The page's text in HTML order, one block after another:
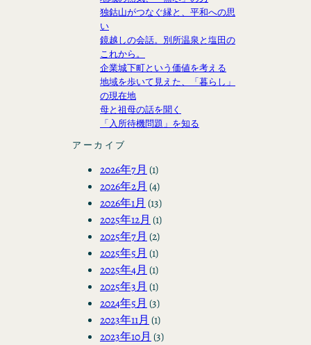
独鈷山がつなぐ縁と、平和への思
い
鏡越しの会話。別所温泉と塩田の
これから。
企業城下町という価値を考える
地域を歩いて見えた、「暮らし」
の現在地
母と祖母の話を聞く
「入所待機問題」を知る
アーカイブ
2026年7月 (1)
2026年2月 (4)
2026年1月 (13)
2025年12月 (1)
2025年7月 (2)
2025年5月 (1)
2025年4月 (1)
2025年3月 (1)
2024年5月 (3)
2023年11月 (1)
2023年10月 (3)